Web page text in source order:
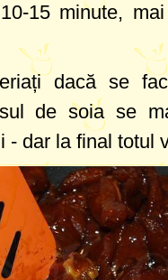
15 minute,
dacă se
de soia se
- dar la final totul